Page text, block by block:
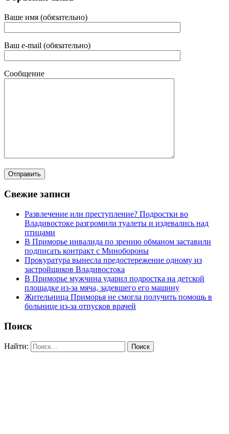
Ваше имя (обязательно)
Ваш e-mail (обязательно)
Сообщение
Свежие записи
Развлечение или преступление? Подростки во
Владивостоке разгромили туалеты и издевались над
птицами
В Приморье инвалида по зрению обманом заставили
подписать контракт с Минобороны
Прокуратура вынесла предостережение одному из
застройщиков Владивостока
В Приморье мужчина ударил подростка на детской
площадке из-за мяча, задевшего его машину
Жительница Приморья не смогла получить помощь в
больнице из-за отпусков врачей
Поиск
Найти: